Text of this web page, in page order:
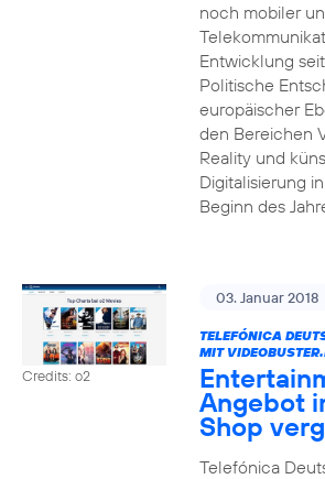
noch mobiler
Entwicklung
Politische
europäischer
den Bereichen
Reality und
Digitalisierung
Beginn des
Credits: o2
03. Januar 2018
TELEFÓNICA
MIT
Angebot
Shop
Telefónica